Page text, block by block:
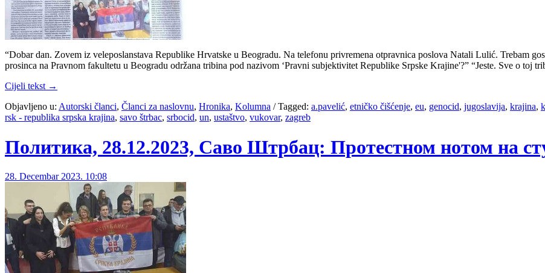
“Dobar dan. Zovem iz veleposlanstava Republike Hrvatske u Beogradu. Na telefonu privremena otpravnica poslova Natali Lulić. Trebam
prosinca na Pravnom fakultetu u Beogradu održana tribina pod nazivom ‘Pravni subjektivitet Republike Srpske Krajine'?” “Jeste. Sve o toj
Cijeli tekst →
Objavljeno u: Autorski članci, Članci za naslovnu, Hronika, Kolumna /Tagged: a.pavelić, etničko čišćenje, eu, genocid, jugoslavija, krajina,
rsk - republika srpska krajina, savo štrbac, srbocid, un, ustaštvo, vukovar, zagreb
Политика, 28.12.2023, Саво Штрбац: Протестном нотом на
28. Decembar 2023. 10:08